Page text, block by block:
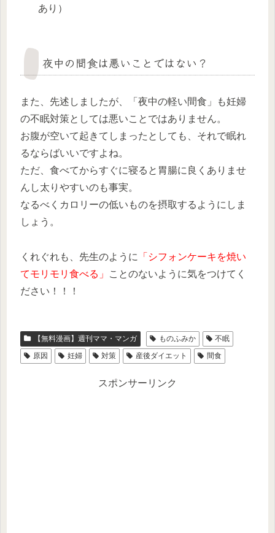
あり）
夜中の間食は悪いことではない？
また、先述しましたが、「夜中の軽い間食」も妊婦
の不眠対策としては悪いことではありません。
お腹が空いて起きてしまったとしても、それで眠れ
るならばいいですよね。
ただ、食べてからすぐに寝ると胃腸に良くありませ
んし太りやすいのも事実。
なるべくカロリーの低いものを摂取するようにしま
しょう。
くれぐれも、先生のように
「シフォンケーキを焼い
てモリモリ食べる」
ことのないように気をつけてく
ださい！！！
【無料漫画】週刊ママ・マンガ ものふみか
不眠
原因
妊婦 対策 産後ダイエット 間食
スポンサーリンク